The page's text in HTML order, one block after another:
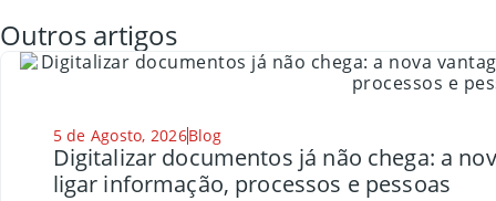
Outros artigos
5 de Agosto, 2026Blog
Digitalizar documentos já não chega: a
ligar informação, processos e pessoas